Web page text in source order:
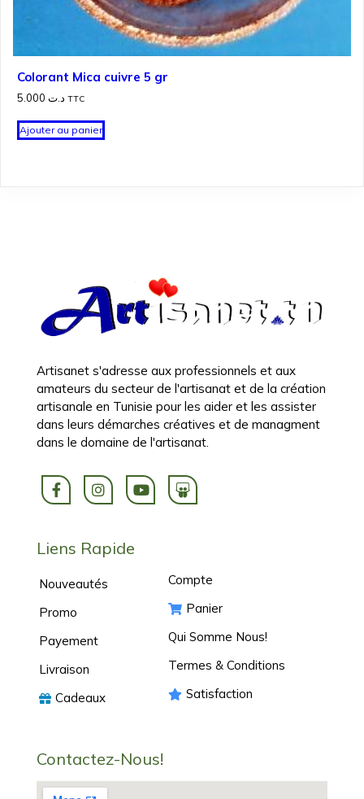
Colorant Mica cuivre 5 gr
د.ت TTC
Ajouter au panier
Artisanet s'adresse aux professionnels et aux
amateurs du secteur de l'artisanat et de la création
artisanale en Tunisie pour les aider et les assister
dans leurs démarches créatives et de managment
dans le domaine de l'artisanat.
Liens Rapide
Nouveautés
Promo
Payement
Livraison
Cadeaux
Compte
Panier
Qui Somme Nous!
Termes & Conditions
Satisfaction
Contactez-Nous!